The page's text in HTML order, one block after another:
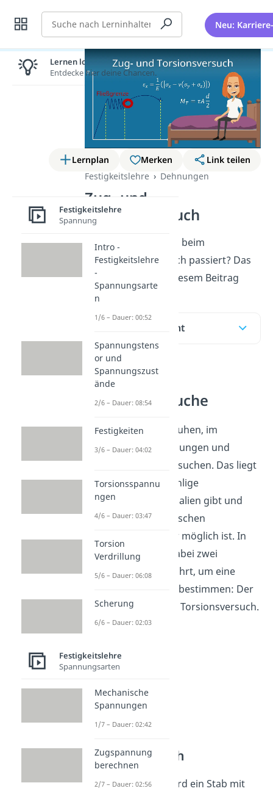
Suche Neu:
Lernplan Merken
Link teilen
Festigkeitslehre
Dehnungen
Zug- und
Torsionsversuch
Du willst wissen was beim
Zugversuch eigentlich passiert? Das
erklären wir dir in diesem Beitrag
Inhaltsübersicht
Zerstörende
Materialversuche
Materialgesetze beruhen, im
Gegensatz zu Spannungen und
Dehnungen, auf Versuchen. Das liegt
daran, dass es unzählige
verschiedene Materialien gibt und
somit keine theoretischen
Überlegungen mehr möglich ist. In
der Regel werden dabei zwei
Versuche durchgeführt, um eine
Gesetzmäßigkeit zu bestimmen: Der
Zugversuch und der Torsionsversuch.
Der Zugversuch
Beim Zugversuch wird ein Stab mit
Lernen lohnt sich!
Entdecke hier deine Chancen.
Festigkeitslehre
Spannung
Intro -
Festigkeitslehre
-
Spannungsarte
n
1/6 – Dauer: 00:52
Spannungstens
or und
Spannungszust
ände
2/6 – Dauer: 08:54
Festigkeiten
3/6 – Dauer: 04:02
Torsionsspannu
ngen
4/6 – Dauer: 03:47
Torsion
Verdrillung
5/6 – Dauer: 06:08
Scherung
6/6 – Dauer: 02:03
Festigkeitslehre
Spannungsarten
Mechanische
Spannungen
1/7 – Dauer: 02:42
Zugspannung
berechnen
2/7 – Dauer: 02:56